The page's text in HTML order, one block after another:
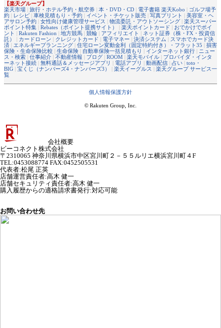
【楽天グループ】
楽天市場 | 旅行・ホテル予約・航空券 | 本・DVD・CD | 電子書籍 楽天Kobo | ゴルフ場予
約 | レシピ | 車検見積もり・予約 | イベント・チケット販売 | 写真プリント | 美容室・ヘ
アサロン予約 | 女性向け健康管理サービス | 物流委託・アウトソーシング | 楽天スーパー
ポイント特集 | Rebates（ポイント提携サイト） | 楽天ポイントカード | おでかけでポイ
ント | Rakuten Fashion | 地方競馬 | 競輪 | アフィリエイト | ネット証券（株・FX・投資信
託）
| カードローン | クレジットカード | 電子マネー | 決済システム | スマホでカード決
済 | エネルギープランニング | 住宅ローン変動金利（固定特約付き）・フラット35 | 損害
保険・生命保険比較 | 生命保険 | 自動車保険一括見積もり | インターネット銀行 | ニュー
ス・検索 | 仕事紹介 | 不動産情報 | ブログ | ROOM | 楽天モバイル | プロバイダ・インタ
ーネット接続 | 無料通話＆メッセージアプリ | 電話アプリ | 動画配信 | 占い | toto・
BIG | 宝くじ（ナンバーズ4・ナンバーズ3） | 楽天イーグルス | 楽天グループ サービス一
覧
個人情報保護方針
© Rakuten Group, Inc.
会社概要
ビーコネクト株式会社
〒2310065 神奈川県横浜市中区宮川町２－５５ルリエ横浜宮川町４F
TEL:0453088774 FAX:0452505531
代表者:松尾 正英
店舗運営責任者:高木 健一
店舗セキュリティ責任者:高木 健一
購入履歴からの適格請求書発行:対応可能
お問い合わせ先